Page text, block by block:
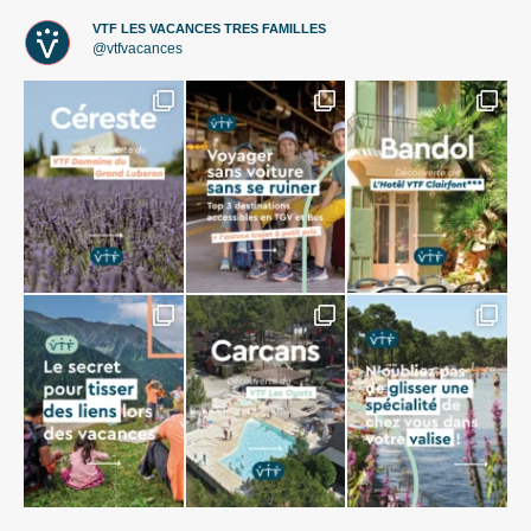
VTF LES VACANCES TRES FAMILLES
@vtfvacances